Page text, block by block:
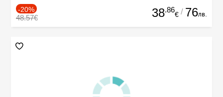
-20%
48.57€ 38.86
€ / 76лв.